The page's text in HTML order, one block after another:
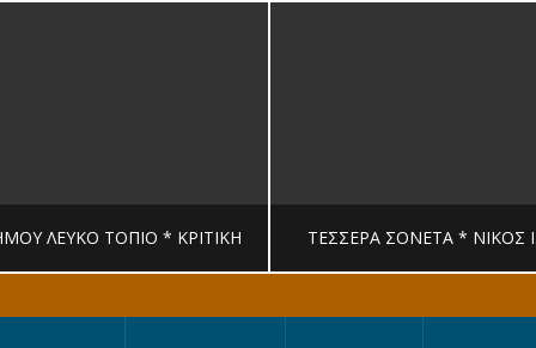
ΛΕΥΚΟ ΤΟΠΙΟ * ΚΡΙΤΙΚΉ ΤΈΣΣΕΡΑ ΣΟΝΈΤΑ * ΝΊΚΟΣ